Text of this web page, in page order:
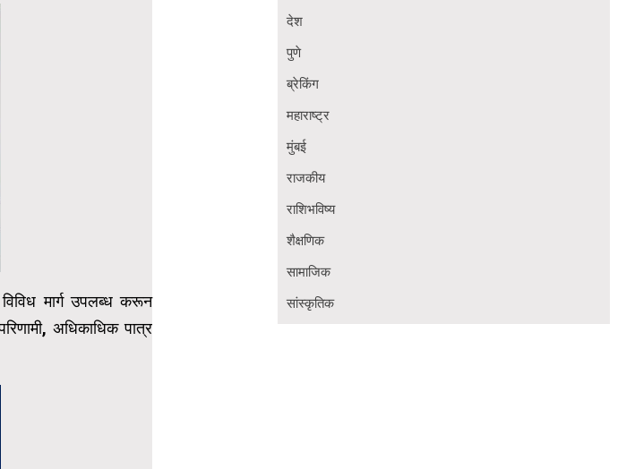
मार्ग उपलब्ध करून
अधिकाधिक पात्र
देश
पुणे
ब्रेकिंग
महाराष्ट्र
मुंबई
राजकीय
राशिभविष्य
शैक्षणिक
सामाजिक
सांस्कृतिक